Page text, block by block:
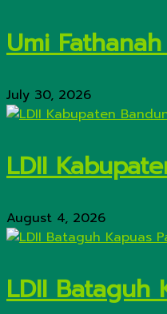
Umi
July 30, 2026
LDII
August 4, 2026
LDII Bataguh